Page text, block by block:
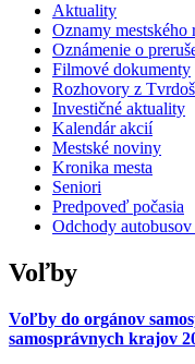
Aktuality
Oznamy mestského
Oznámenie o
Filmové dokumenty
Rozhovory z
Investičné aktuality
Kalendár akcií
Mestské noviny
Kronika mesta
Seniori
Predpoveď počasia
Odchody
Voľby
Voľby do orgánov
samosprávnych krajov